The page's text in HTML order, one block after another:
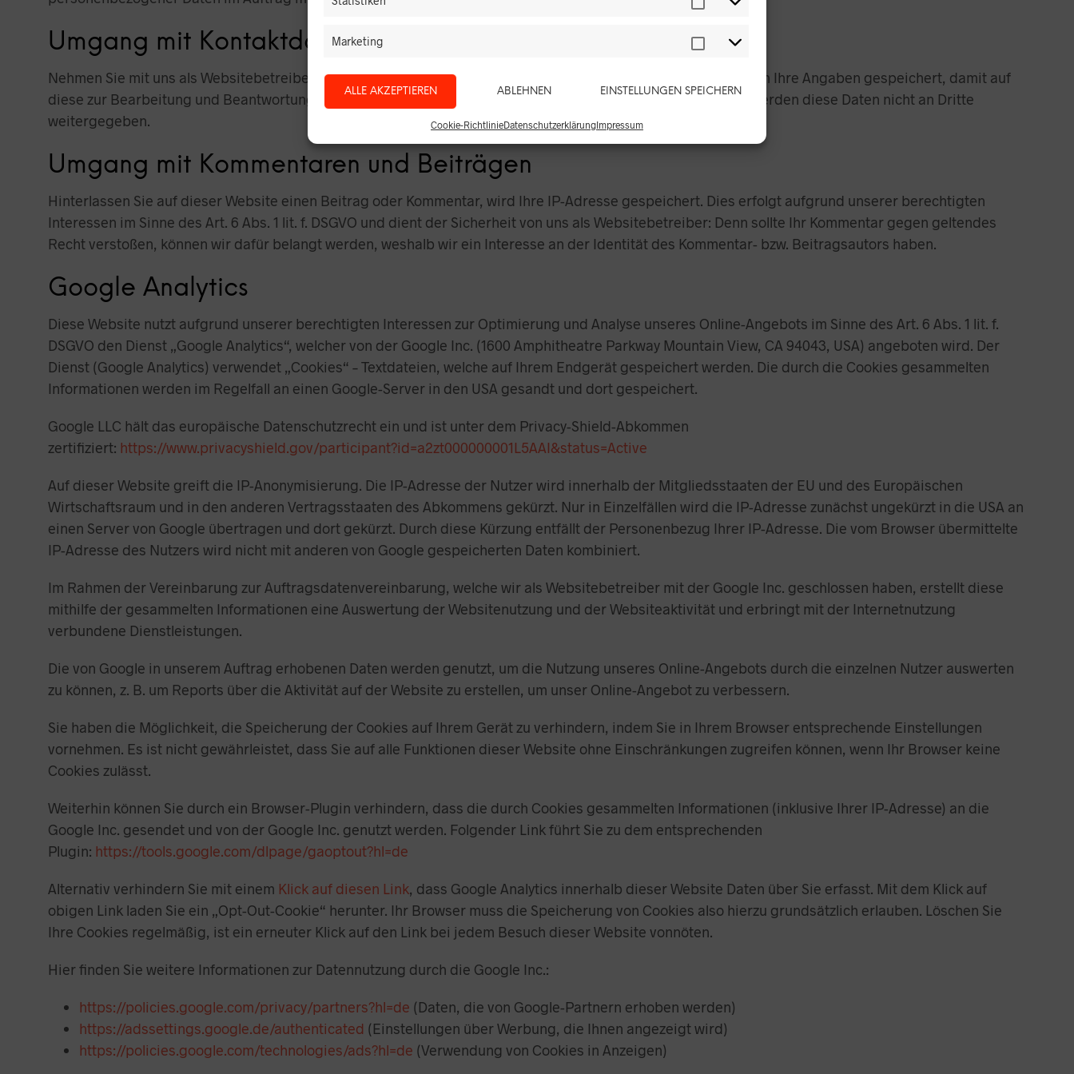
Marketing
ALLE AKZEPTIEREN ABLEHNEN EINSTELLUNGEN SPEICHERN
Cookie-RichtlinieDatenschutzerklärungImpressum
Umgang mit Kontaktdaten
Nehmen Sie mit uns als Websitebetreiber durch die angebotenen Kontaktmöglichkeiten Verbindung auf, werden Ihre Angaben gespeichert, damit auf
diese zur Bearbeitung und Beantwortung Ihrer Anfrage zurückgegriffen werden kann. Ohne Ihre Einwilligung werden diese Daten nicht an Dritte
weitergegeben.
Umgang mit Kommentaren und Beiträgen
Hinterlassen Sie auf dieser Website einen Beitrag oder Kommentar, wird Ihre IP-Adresse gespeichert. Dies erfolgt aufgrund unserer berechtigten
Interessen im Sinne des Art. 6 Abs. 1 lit. f. DSGVO und dient der Sicherheit von uns als Websitebetreiber: Denn sollte Ihr Kommentar gegen geltendes
Recht verstoßen, können wir dafür belangt werden, weshalb wir ein Interesse an der Identität des Kommentar- bzw. Beitragsautors haben.
Google Analytics
Diese Website nutzt aufgrund unserer berechtigten Interessen zur Optimierung und Analyse unseres Online-Angebots im Sinne des Art. 6 Abs. 1 lit. f.
DSGVO den Dienst „Google Analytics“, welcher von der Google Inc. (1600 Amphitheatre Parkway Mountain View, CA 94043, USA) angeboten wird. Der
Dienst (Google Analytics) verwendet „Cookies“ – Textdateien, welche auf Ihrem Endgerät gespeichert werden. Die durch die Cookies gesammelten
Informationen werden im Regelfall an einen Google-Server in den USA gesandt und dort gespeichert.
Google LLC hält das europäische Datenschutzrecht ein und ist unter dem Privacy-Shield-Abkommen
zertifiziert: https://www.privacyshield.gov/participant?id=a2zt000000001L5AAI&status=Active
Auf dieser Website greift die IP-Anonymisierung. Die IP-Adresse der Nutzer wird innerhalb der Mitgliedsstaaten der EU und des Europäischen
Wirtschaftsraum und in den anderen Vertragsstaaten des Abkommens gekürzt. Nur in Einzelfällen wird die IP-Adresse zunächst ungekürzt in die USA an
einen Server von Google übertragen und dort gekürzt. Durch diese Kürzung entfällt der Personenbezug Ihrer IP-Adresse. Die vom Browser übermittelte
IP-Adresse des Nutzers wird nicht mit anderen von Google gespeicherten Daten kombiniert.
Im Rahmen der Vereinbarung zur Auftragsdatenvereinbarung, welche wir als Websitebetreiber mit der Google Inc. geschlossen haben, erstellt diese
mithilfe der gesammelten Informationen eine Auswertung der Websitenutzung und der Websiteaktivität und erbringt mit der Internetnutzung
verbundene Dienstleistungen.
Die von Google in unserem Auftrag erhobenen Daten werden genutzt, um die Nutzung unseres Online-Angebots durch die einzelnen Nutzer auswerten
zu können, z. B. um Reports über die Aktivität auf der Website zu erstellen, um unser Online-Angebot zu verbessern.
Sie haben die Möglichkeit, die Speicherung der Cookies auf Ihrem Gerät zu verhindern, indem Sie in Ihrem Browser entsprechende Einstellungen
vornehmen. Es ist nicht gewährleistet, dass Sie auf alle Funktionen dieser Website ohne Einschränkungen zugreifen können, wenn Ihr Browser keine
Cookies zulässt.
Weiterhin können Sie durch ein Browser-Plugin verhindern, dass die durch Cookies gesammelten Informationen (inklusive Ihrer IP-Adresse) an die
Google Inc. gesendet und von der Google Inc. genutzt werden. Folgender Link führt Sie zu dem entsprechenden
Plugin: https://tools.google.com/dlpage/gaoptout?hl=de
Alternativ verhindern Sie mit einem Klick auf diesen Link, dass Google Analytics innerhalb dieser Website Daten über Sie erfasst. Mit dem Klick auf
obigen Link laden Sie ein „Opt-Out-Cookie“ herunter. Ihr Browser muss die Speicherung von Cookies also hierzu grundsätzlich erlauben. Löschen Sie
Ihre Cookies regelmäßig, ist ein erneuter Klick auf den Link bei jedem Besuch dieser Website vonnöten.
Hier finden Sie weitere Informationen zur Datennutzung durch die Google Inc.:
https://policies.google.com/privacy/partners?hl=de (Daten, die von Google-Partnern erhoben werden)
https://adssettings.google.de/authenticated (Einstellungen über Werbung, die Ihnen angezeigt wird)
https://policies.google.com/technologies/ads?hl=de (Verwendung von Cookies in Anzeigen)